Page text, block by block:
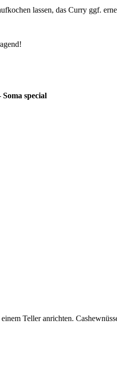
lassen, das Curry ggf.
special
Teller anrichten.